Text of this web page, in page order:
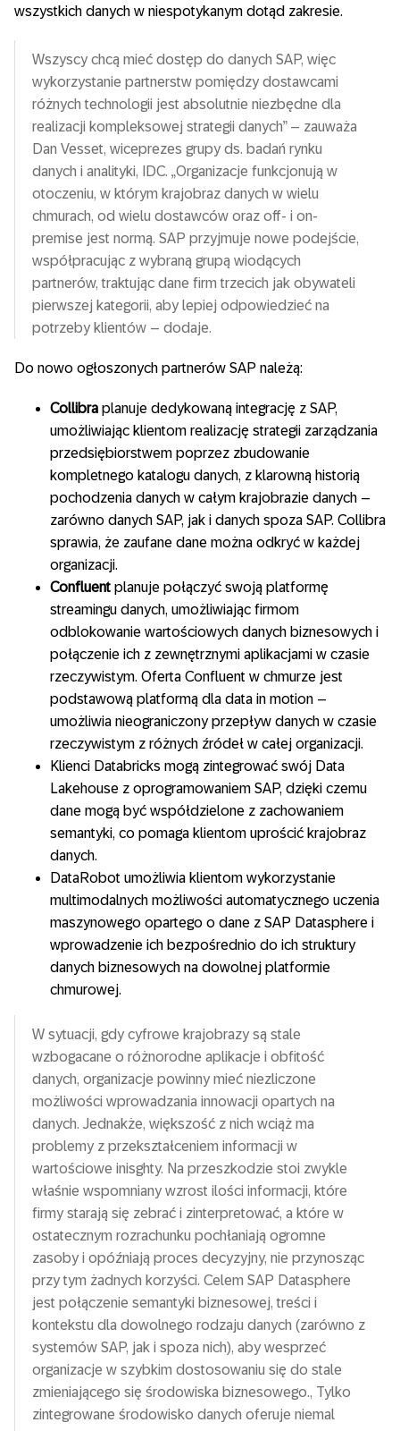
wszystkich danych w niespotykanym dotąd zakresie.
Wszyscy chcą mieć dostęp do danych SAP, więc
wykorzystanie partnerstw pomiędzy dostawcami
różnych technologii jest absolutnie niezbędne dla
realizacji kompleksowej strategii danych” – zauważa
Dan Vesset, wiceprezes grupy ds. badań rynku
danych i analityki, IDC. „Organizacje funkcjonują w
otoczeniu, w którym krajobraz danych w wielu
chmurach, od wielu dostawców oraz off- i on-
premise jest normą. SAP przyjmuje nowe podejście,
współpracując z wybraną grupą wiodących
partnerów, traktując dane firm trzecich jak obywateli
pierwszej kategorii, aby lepiej odpowiedzieć na
potrzeby klientów – dodaje.
Do nowo ogłoszonych partnerów SAP należą:
Collibra planuje dedykowaną integrację z SAP,
umożliwiając klientom realizację strategii zarządzania
przedsiębiorstwem poprzez zbudowanie
kompletnego katalogu danych, z klarowną historią
pochodzenia danych w całym krajobrazie danych –
zarówno danych SAP, jak i danych spoza SAP. Collibra
sprawia, że zaufane dane można odkryć w każdej
organizacji.
Confluent planuje połączyć swoją platformę
streamingu danych, umożliwiając firmom
odblokowanie wartościowych danych biznesowych i
połączenie ich z zewnętrznymi aplikacjami w czasie
rzeczywistym. Oferta Confluent w chmurze jest
podstawową platformą dla data in motion –
umożliwia nieograniczony przepływ danych w czasie
rzeczywistym z różnych źródeł w całej organizacji.
Klienci Databricks mogą zintegrować swój Data
Lakehouse z oprogramowaniem SAP, dzięki czemu
dane mogą być współdzielone z zachowaniem
semantyki, co pomaga klientom uprościć krajobraz
danych.
DataRobot umożliwia klientom wykorzystanie
multimodalnych możliwości automatycznego uczenia
maszynowego opartego o dane z SAP Datasphere i
wprowadzenie ich bezpośrednio do ich struktury
danych biznesowych na dowolnej platformie
chmurowej.
W sytuacji, gdy cyfrowe krajobrazy są stale
wzbogacane o różnorodne aplikacje i obfitość
danych, organizacje powinny mieć niezliczone
możliwości wprowadzania innowacji opartych na
danych. Jednakże, większość z nich wciąż ma
problemy z przekształceniem informacji w
wartościowe inisghty. Na przeszkodzie stoi zwykle
właśnie wspomniany wzrost ilości informacji, które
firmy starają się zebrać i zinterpretować, a które w
ostatecznym rozrachunku pochłaniają ogromne
zasoby i opóźniają proces decyzyjny, nie przynosząc
przy tym żadnych korzyści. Celem SAP Datasphere
jest połączenie semantyki biznesowej, treści i
kontekstu dla dowolnego rodzaju danych (zarówno z
systemów SAP, jak i spoza nich), aby wesprzeć
organizacje w szybkim dostosowaniu się do stale
zmieniającego się środowiska biznesowego., Tylko
zintegrowane środowisko danych oferuje niemal